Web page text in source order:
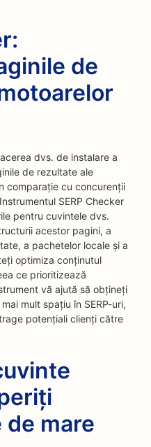
de
dvs. de instalare a
de rezultate ale
comparație cu concurenții
SERP Checker
pentru cuvintele dvs.
acestor pagini, a
a pachetelor locale și a
optimiza conținutul
ce prioritizează
vă ajută să obțineți
mult spațiu în SERP-uri,
potențiali clienți către
mare